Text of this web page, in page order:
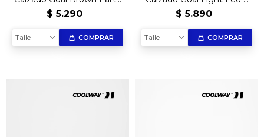
– Edición Exclusiva
$ 5.290
Talle COMPRAR
Edición Exclusiva
$ 5.890
Talle COMPRAR